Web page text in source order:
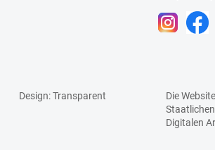
Design: Transparent
Die
Staatlichen
Digitalen